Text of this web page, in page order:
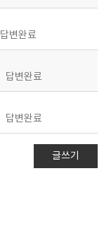
답변완료
답변완료
답변완료
글쓰기